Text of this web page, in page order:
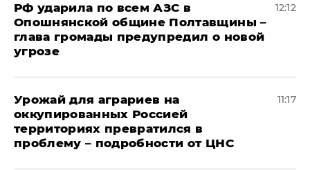
РФ ударила по всем АЗС в
Опошнянской общине Полтавщины –
глава громады предупредил о новой
угрозе
12:12
Урожай для аграриев на
оккупированных Россией
территориях превратился в
проблему – подробности от ЦНС
11:17